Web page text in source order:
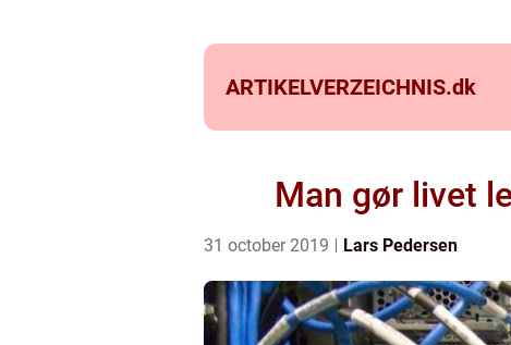
ARTIKELVERZEICHNIS.dk
Man gør livet
31 october 2019 Lars Pedersen